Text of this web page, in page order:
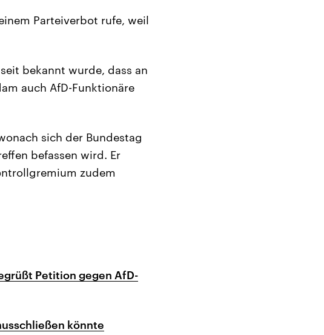
Parteiverbot rufe, weil
bekannt wurde, dass an
auch AfD-Funktionäre
sich der Bundestag
befassen wird. Er
zudem
Petition gegen AfD-
könnte